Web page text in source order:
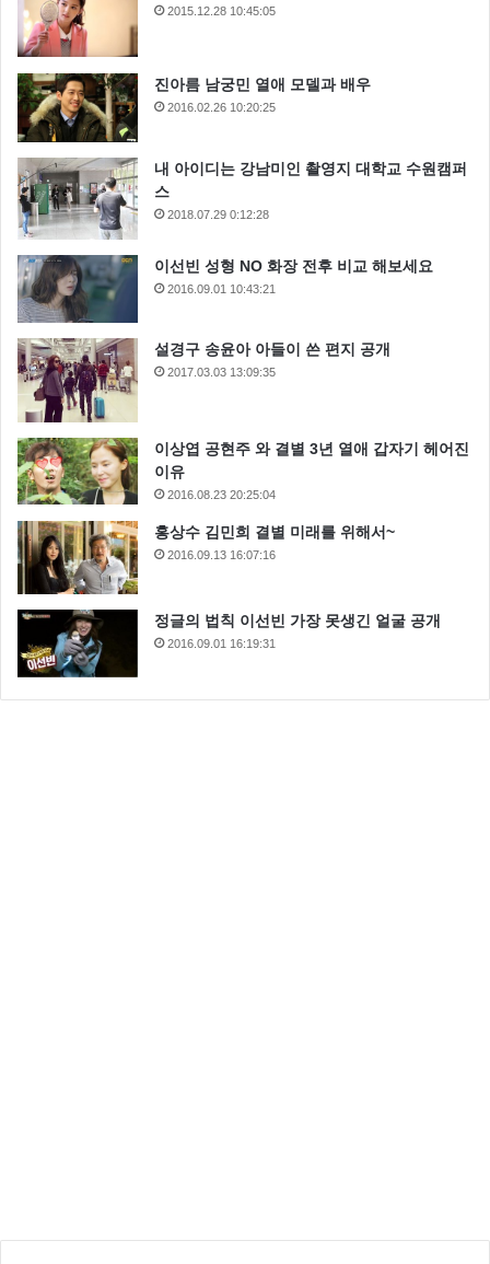
2015.12.28 10:45:05
진아름 남궁민 열애 모델과 배우
2016.02.26 10:20:25
내 아이디는 강남미인 촬영지 대학교 수원캠퍼
스
2018.07.29 0:12:28
이선빈 성형 NO 화장 전후 비교 해보세요
2016.09.01 10:43:21
설경구 송윤아 아들이 쓴 편지 공개
2017.03.03 13:09:35
이상엽 공현주 와 결별 3년 열애 갑자기 헤어진
이유
2016.08.23 20:25:04
홍상수 김민희 결별 미래를 위해서~
2016.09.13 16:07:16
정글의 법칙 이선빈 가장 못생긴 얼굴 공개
2016.09.01 16:19:31